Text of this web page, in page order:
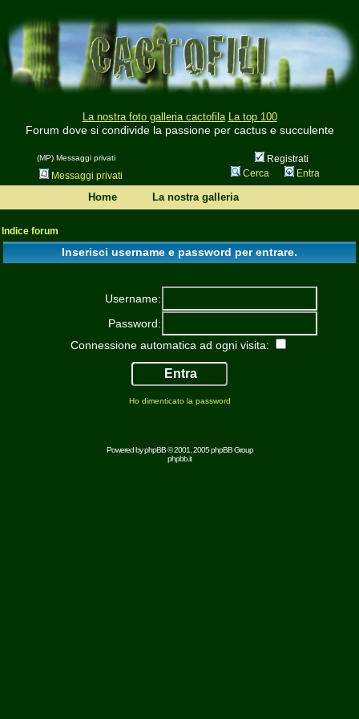
La nostra foto galleria cactofila La top 100
Forum dove si condivide la passione per cactus e succulente
(MP) Messaggi privati
Registrati
Messaggi privati
Cerca Entra
Home La nostra galleria
Indice forum
Inserisci username e password per entrare.
Username:
Password:
Connessione automatica ad ogni visita:
Ho dimenticato la password
Powered byphpBB© 2001, 2005 phpBB Group
phpbb.it